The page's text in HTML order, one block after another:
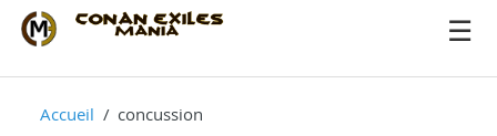
Accueil concussion